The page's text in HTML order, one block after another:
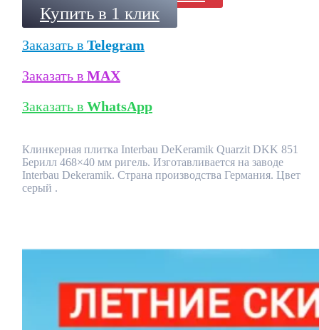
Купить в 1 клик
Заказать в Telegram
Заказать в MAX
Заказать в WhatsApp
Клинкерная плитка Interbau DeKeramik Quarzit DKK 851
Берилл 468×40 мм ригель. Изготавливается на заводе
Interbau Dekeramik. Страна производства Германия. Цвет
серый .